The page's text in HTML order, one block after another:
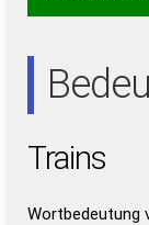
RIAS RIST
SIR TAI TRI
Trains
Wortbedeutung